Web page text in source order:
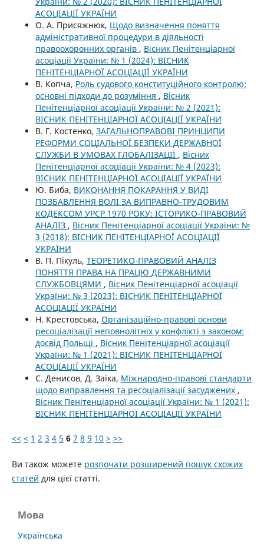
АСОЦІАЦІЇ УКРАЇНИ
О. А. Присяжнюк, Щодо визначення поняття
адміністративної процедури в діяльності
правоохоронних органів , Вісник Пенітенціарної
асоціації України: № 1 (2024): ВІСНИК
ПЕНІТЕНЦІАРНОЇ АСОЦІАЦІЇ УКРАЇНИ
В. Копча, Роль судового конституційного контролю:
основні підходи до розуміння , Вісник
Пенітенціарної асоціації України: № 2 (2021):
ВІСНИК ПЕНІТЕНЦІАРНОЇ АСОЦІАЦІЇ УКРАЇНИ
В. Г. Костенко, ЗАГАЛЬНОПРАВОВІ ПРИНЦИПИ
РЕФОРМИ СОЦІАЛЬНОЇ БЕЗПЕКИ ДЕРЖАВНОЇ
СЛУЖБИ В УМОВАХ ГЛОБАЛІЗАЦІЇ , Вісник
Пенітенціарної асоціації України: № 4 (2023):
ВІСНИК ПЕНІТЕНЦІАРНОЇ АСОЦІАЦІЇ УКРАЇНИ
Ю. Биба, ВИКОНАННЯ ПОКАРАННЯ У ВИДІ
ПОЗБАВЛЕННЯ ВОЛІ ЗА ВИПРАВНО-ТРУДОВИМ
КОДЕКСОМ УРСР 1970 РОКУ: ІСТОРИКО-ПРАВОВИЙ
АНАЛІЗ , Вісник Пенітенціарної асоціації України: №
3 (2018): ВІСНИК ПЕНІТЕНЦІАРНОЇ АСОЦІАЦІЇ
УКРАЇНИ
В. П. Пікуль, ТЕОРЕТИКО-ПРАВОВИЙ АНАЛІЗ
ПОНЯТТЯ ПРАВА НА ПРАЦЮ ДЕРЖАВНИМИ
СЛУЖБОВЦЯМИ , Вісник Пенітенціарної асоціації
України: № 3 (2023): ВІСНИК ПЕНІТЕНЦІАРНОЇ
АСОЦІАЦІЇ УКРАЇНИ
Н. Крестовська, Організаційно-правові основи
ресоціалізації неповнолітніх у конфлікті з законом:
досвід Польщі , Вісник Пенітенціарної асоціації
України: № 1 (2021): ВІСНИК ПЕНІТЕНЦІАРНОЇ
АСОЦІАЦІЇ УКРАЇНИ
С. Денисов, Д. Заїка, Міжнародно-правові стандарти
щодо виправлення та ресоціалізації засуджених ,
Вісник Пенітенціарної асоціації України: № 1 (2021):
ВІСНИК ПЕНІТЕНЦІАРНОЇ АСОЦІАЦІЇ УКРАЇНИ
<< < 1 2 3 4 5 6 7 8 9 10 > >>
Ви також можете розпочати розширений пошук схожих
статей для цієї статті.
Мова
Українська